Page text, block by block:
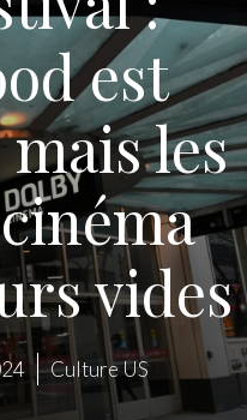
est
les
vides
Culture US